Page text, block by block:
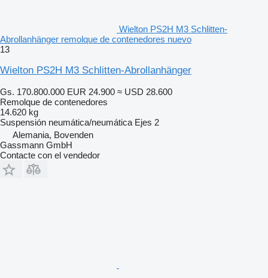
Wielton PS2H M3 Schlitten-
Abrollanhänger remolque de contenedores nuevo
13
Wielton PS2H M3 Schlitten-Abrollanhänger
Gs. 170.800.000 EUR 24.900 ≈ USD 28.600
Remolque de contenedores
14.620 kg
Suspensión neumática/neumática Ejes 2
Alemania, Bovenden
Gassmann GmbH
Contacte con el vendedor